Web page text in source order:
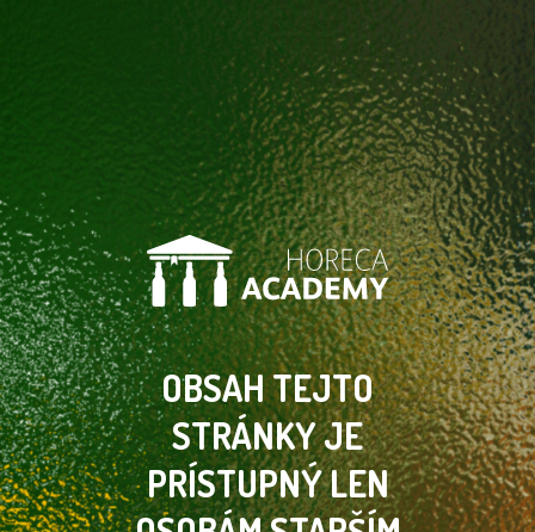
OBSAH TEJTO
STRÁNKYJE
PRÍSTUPNÝ LEN